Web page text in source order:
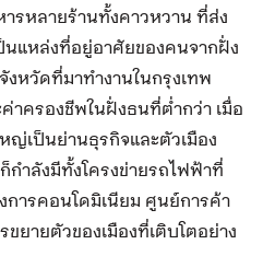
รหลายร้านทั้งคาวหวาน ที่ส่ง
แหล่งที่อยู่อาศัยของคนจากฝั่ง
หวัดที่มาทำงานในกรุงเทพ
าครองชีพในฝั่งธนที่ต่ำกว่า เมื่อ
เป็นย่านธุรกิจและตัวเมือง
ำลังมีทั้งโครงข่ายรถไฟฟ้าที่
การคอนโดมิเนียม ศูนย์การค้า
ยายตัวของเมืองที่เติบโตอย่าง